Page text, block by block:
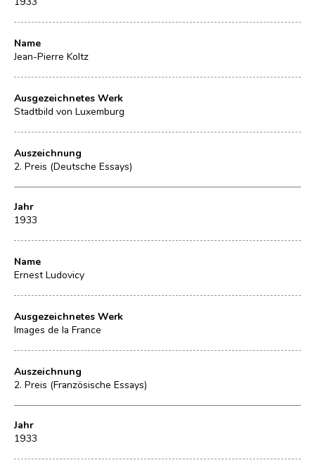
Name
Jean-Pierre Koltz
Ausgezeichnetes Werk
Stadtbild von Luxemburg
Auszeichnung
2. Preis (Deutsche Essays)
Jahr
1933
Name
Ernest Ludovicy
Ausgezeichnetes Werk
Images de la France
Auszeichnung
2. Preis (Französische Essays)
Jahr
1933